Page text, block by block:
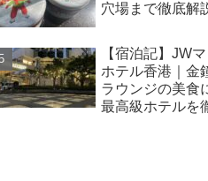
穴場まで徹底解
【宿泊記】JW
ホテル香港｜金
ラウンジの美食
最高級ホテルを